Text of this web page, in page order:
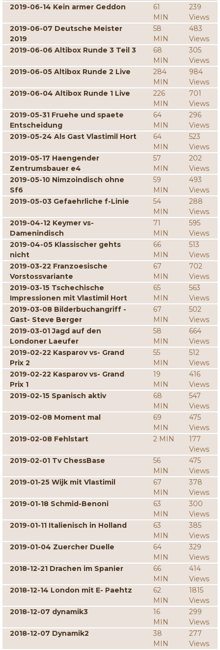
2019-06-14 Kein armer Geddon
61
MIN
239
Views
2019-06-07 Deutsche Meister
2019
58
MIN
483
Views
2019-06-06 Altibox Runde 3 Teil 3
68
MIN
305
Views
2019-06-05 Altibox Runde 2 Live
284
MIN
984
Views
2019-06-04 Altibox Runde 1 Live
226
MIN
701
Views
2019-05-31 Fruehe und spaete
Entscheidung
64
MIN
296
Views
2019-05-24 Als Gast Vlastimil Hort
64
MIN
523
Views
2019-05-17 Haengender
Zentrumsbauer e4
57
MIN
202
Views
2019-05-10 Nimzoindisch ohne
Sf6
59
MIN
493
Views
2019-05-03 Gefaehrliche f-Linie
54
MIN
288
Views
2019-04-12 Keymer vs-
Damenindisch
71
MIN
595
Views
2019-04-05 Klassischer gehts
nicht
66
MIN
513
Views
2019-03-22 Franzoesische
Vorstossvariante
67
MIN
702
Views
2019-03-15 Tschechische
Impressionen mit Vlastimil Hort
65
MIN
563
Views
2019-03-08 Bilderbuchangriff -
Gast- Steve Berger
67
MIN
502
Views
2019-03-01 Jagd auf den
Londoner Laeufer
58
MIN
664
Views
2019-02-22 Kasparov vs- Grand
Prix 2
55
MIN
512
Views
2019-02-22 Kasparov vs- Grand
Prix 1
19
MIN
416
Views
2019-02-15 Spanisch aktiv
68
MIN
547
Views
2019-02-08 Moment mal
69
MIN
475
Views
2019-02-08 Fehlstart
2 MIN
177
Views
2019-02-01 Tv ChessBase
56
MIN
475
Views
2019-01-25 Wijk mit Vlastimil
67
MIN
378
Views
2019-01-18 Schmid-Benoni
63
MIN
300
Views
2019-01-11 Italienisch in Holland
63
MIN
385
Views
2019-01-04 Zuercher Duelle
64
MIN
329
Views
2018-12-21 Drachen im Spanier
66
MIN
414
Views
2018-12-14 London mit E- Paehtz
62
MIN
1815
Views
2018-12-07 dynamik3
16
MIN
299
Views
2018-12-07 Dynamik2
38
MIN
277
Views